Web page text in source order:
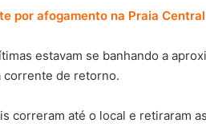
por afogamento na Praia Central
estavam se banhando a
corrente de retorno.
correram até o local e retiraram